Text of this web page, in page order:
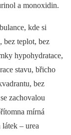
a monoxidin.
kde si
bez teplot, bez
hypohydratace,
stavu, břicho
bez
zachovalou
mírná
–⁠ urea